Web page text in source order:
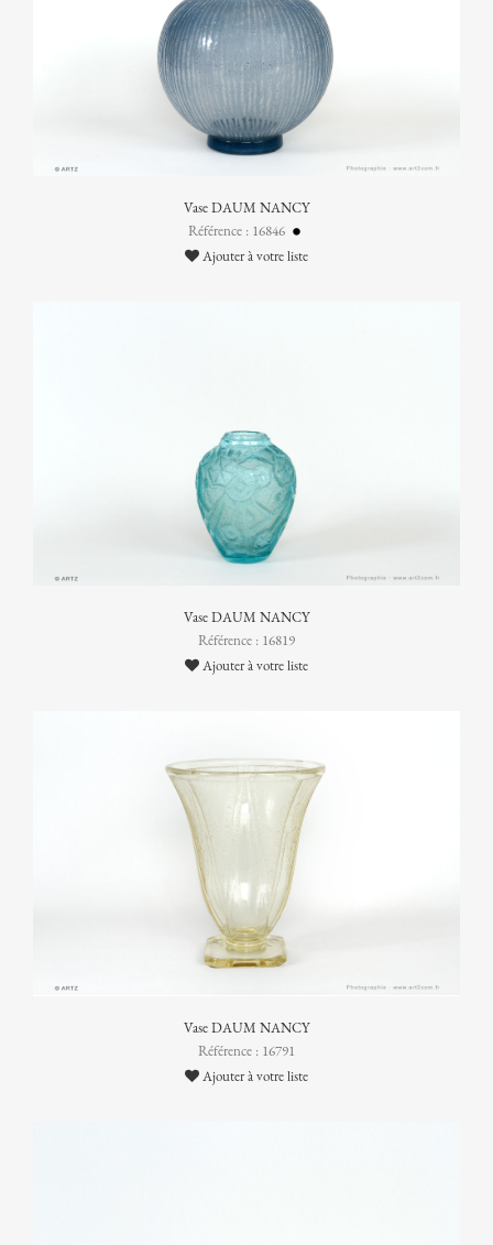
Vase DAUM NANCY
Référence : 16846
Ajouter à votre liste
Vase DAUM NANCY
Référence : 16819
Ajouter à votre liste
Vase DAUM NANCY
Référence : 16791
Ajouter à votre liste